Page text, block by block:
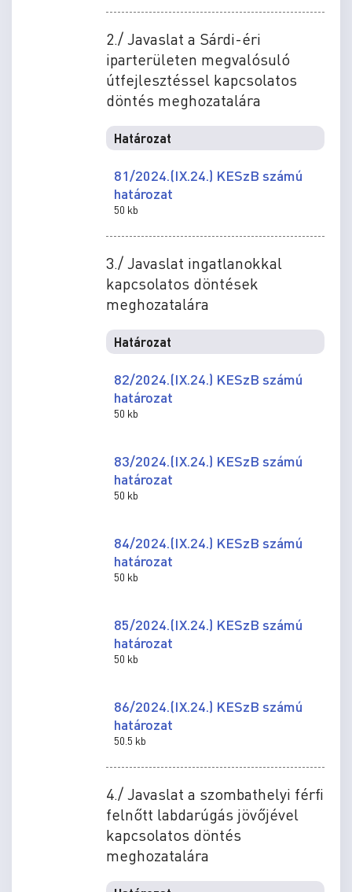
2./ Javaslat a Sárdi-éri
iparterületen megvalósuló
útfejlesztéssel kapcsolatos
döntés meghozatalára
Határozat
81/2024.(IX.24.) KESzB számú
határozat
50 kb
3./ Javaslat ingatlanokkal
kapcsolatos döntések
meghozatalára
Határozat
82/2024.(IX.24.) KESzB számú
határozat
50 kb
83/2024.(IX.24.) KESzB számú
határozat
50 kb
84/2024.(IX.24.) KESzB számú
határozat
50 kb
85/2024.(IX.24.) KESzB számú
határozat
50 kb
86/2024.(IX.24.) KESzB számú
határozat
50.5 kb
4./ Javaslat a szombathelyi férfi
felnőtt labdarúgás jövőjével
kapcsolatos döntés
meghozatalára